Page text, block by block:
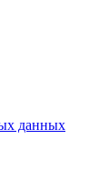
данных